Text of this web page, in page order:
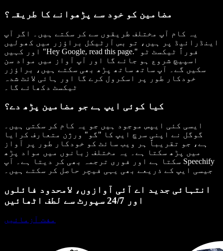
مضامین کو خود سے پڑھوانے کا طریقہ؟
یہ کام آپ مختلف طریقوں سے کر سکتے ہیں۔ اگر آپ
اینڈرائیڈ پر ہیں، تو بس آرٹیکل براؤزر میں کھولیں
اور کہیں "Hey Google, read this page." فوراً ٹیکسٹ ٹو
اسپیچ شروع ہو جائے گا اور آپ آواز میں مواد سن
سکیں گے۔ آپ ساتھ ساتھ پڑھ بھی سکتے ہیں، براؤزر
خودکار طور پر اسکرول کرے گا اور ہائی لائٹ شدہ
ٹیکسٹ دکھائے گا۔
کیا کوئی ایپ ہے جو مضامین پڑھ دے؟
ایسی کئی ایپس موجود ہیں جو یہ کام کر سکتی ہیں۔
گوگل نے اپنی سرچ ایپ کا "گو" ورژن متعارف کرایا
ہے، جو تقریباً ہر ویب سائٹ کو خودکار طور پر آواز
میں پڑھ سکتا ہے۔ یہ مختلف زبانوں میں مواد پڑھ
سکتا ہے اور فوری ترجمہ بھی کر دیتا ہے۔ آپ Speechify
جیسی ایپ کے ذریعے بھی یہی فیچر حاصل کر سکتے ہیں۔
انتہائی جدید اے آئی آوازوں، لامحدود فائلوں
اور 24/7 سپورٹ سے لطف اٹھائیں
مفت آزمائیں